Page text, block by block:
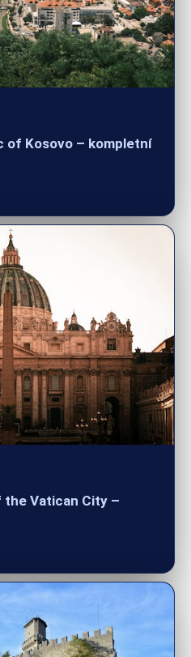
of Kosovo – kompletní
Vatican City –